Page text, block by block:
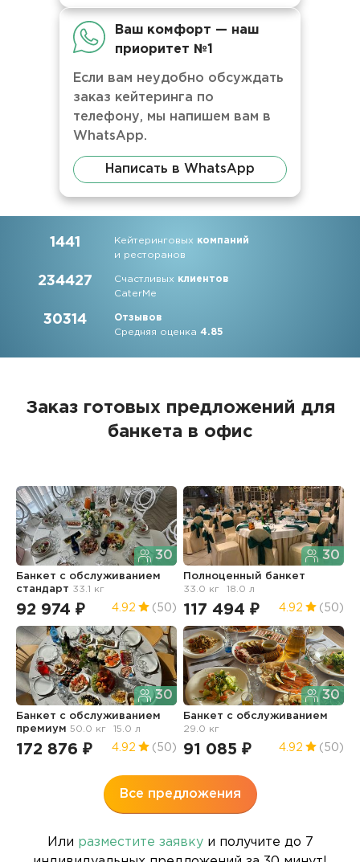
Ваш комфорт — наш
приоритет №1
Если вам неудобно обсуждать
заказ кейтеринга по
телефону, мы напишем вам в
WhatsApp.
Написать в WhatsApp
1441 Кейтеринговых компаний
и ресторанов
234427 Счастливых клиентов
CaterMe
30314
Отзывов
Средняя оценка4.85
Заказ готовых предложений для
банкета в офис
30
Банкет с обслуживанием
стандарт 33.1 кг
92 974 ₽ 4.92 (50)
30
Полноценный банкет
33.0 кг
18.0 л
117 494 ₽ 4.92 (50)
30
Банкет с обслуживанием
премиум50.0 кг 15.0 л
172 876 ₽ 4.92 (50)
30
Банкет с обслуживанием
29.0 кг
91 085 ₽ 4.92 (50)
Все предложения
Или разместите заявкуи получите до 7